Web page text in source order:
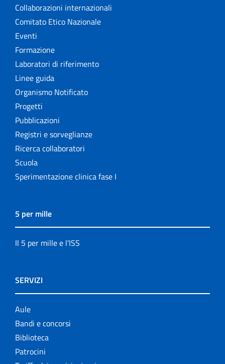
Collaborazioni internazionali
Comitato Etico Nazionale
Eventi
Formazione
Laboratori di riferimento
Linee guida
Organismo Notificato
Progetti
Pubblicazioni
Registri e sorveglianze
Ricerca collaboratori
Scuola
Sperimentazione clinica fase I
5 per mille
Il 5 per mille e l'ISS
SERVIZI
Aule
Bandi e concorsi
Biblioteca
Patrocini